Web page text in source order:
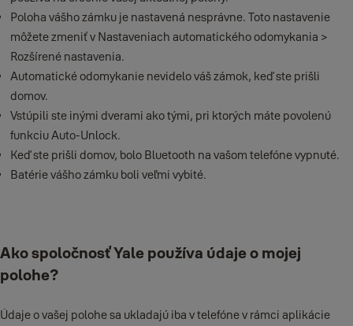
Poloha vášho zámku je nastavená nesprávne. Toto nastavenie
môžete zmeniť v Nastaveniach automatického odomykania >
Rozšírené nastavenia.
Automatické odomykanie nevidelo váš zámok, keď ste prišli
domov.
Vstúpili ste inými dverami ako tými, pri ktorých máte povolenú
funkciu Auto-Unlock.
Keď ste prišli domov, bolo Bluetooth na vašom telefóne vypnuté.
Batérie vášho zámku boli veľmi vybité.
Ako spoločnosť Yale používa údaje o mojej
polohe?
Údaje o vašej polohe sa ukladajú iba v telefóne v rámci aplikácie